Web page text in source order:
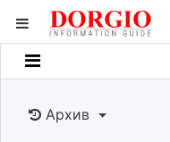
Мэдээллийн
Банк санхүү
Архив